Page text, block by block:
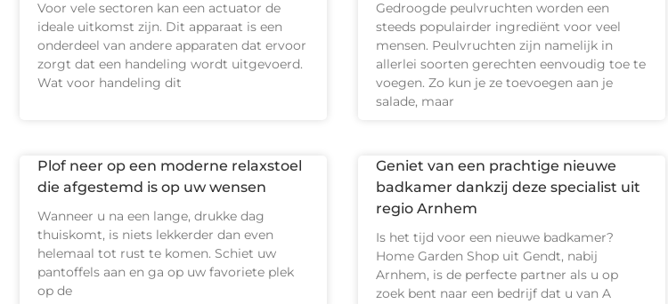
Voor vele sectoren kan een actuator de
ideale uitkomst zijn. Dit apparaat is een
onderdeel van andere apparaten dat ervoor
zorgt dat een handeling wordt uitgevoerd.
Wat voor handeling dit
Gedroogde peulvruchten worden een
steeds populairder ingrediënt voor veel
mensen. Peulvruchten zijn namelijk in
allerlei soorten gerechten eenvoudig toe te
voegen. Zo kun je ze toevoegen aan je
salade, maar
Plof neer op een moderne relaxstoel
die afgestemd is op uw wensen
Wanneer u na een lange, drukke dag
thuiskomt, is niets lekkerder dan even
helemaal tot rust te komen. Schiet uw
pantoffels aan en ga op uw favoriete plek
op de
Geniet van een prachtige nieuwe
badkamer dankzij deze specialist uit
regio Arnhem
Is het tijd voor een nieuwe badkamer?
Home Garden Shop uit Gendt, nabij
Arnhem, is de perfecte partner als u op
zoek bent naar een bedrijf dat u van A